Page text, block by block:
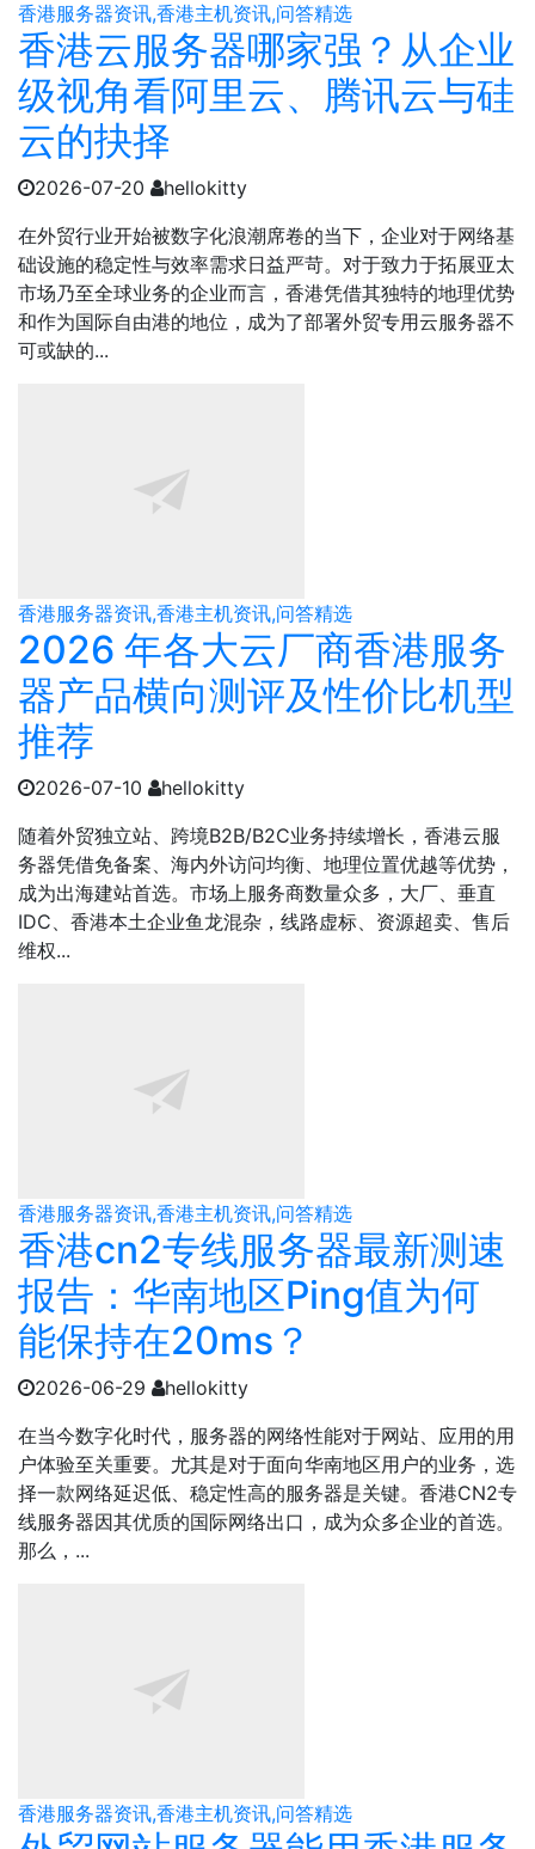
香港服务器资讯,香港主机资讯,问答精选
香港云服务器哪家强？从企业
级视角看阿里云、腾讯云与硅
云的抉择
2026-07-20
hellokitty
在外贸行业开始被数字化浪潮席卷的当下，企业对于网络基
础设施的稳定性与效率需求日益严苛。对于致力于拓展亚太
市场乃至全球业务的企业而言，香港凭借其独特的地理优势
和作为国际自由港的地位，成为了部署外贸专用云服务器不
可或缺的...
香港服务器资讯,香港主机资讯,问答精选
2026 年各大云厂商香港服务
器产品横向测评及性价比机型
推荐
2026-07-10
hellokitty
随着外贸独立站、跨境B2B/B2C业务持续增长，香港云服
务器凭借免备案、海内外访问均衡、地理位置优越等优势，
成为出海建站首选。市场上服务商数量众多，大厂、垂直
IDC、香港本土企业鱼龙混杂，线路虚标、资源超卖、售后
维权...
香港服务器资讯,香港主机资讯,问答精选
香港cn2专线服务器最新测速
报告：华南地区Ping值为何
能保持在20ms？
2026-06-29
hellokitty
在当今数字化时代，服务器的网络性能对于网站、应用的用
户体验至关重要。尤其是对于面向华南地区用户的业务，选
择一款网络延迟低、稳定性高的服务器是关键。香港CN2专
线服务器因其优质的国际网络出口，成为众多企业的首选。
那么，...
香港服务器资讯,香港主机资讯,问答精选